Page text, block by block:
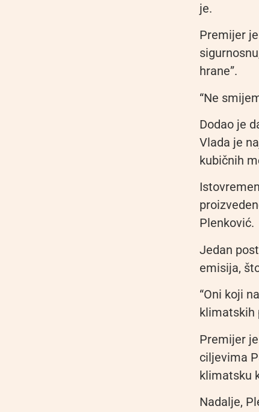
je.
Premijer
hrane”.
“Ne
Dodao je
Vlada je
kubičnih
Plenković.
Jedan
emisija,
“Oni koji
klimatskih
Premijer
ciljevima
klimatsku
Nadalje,